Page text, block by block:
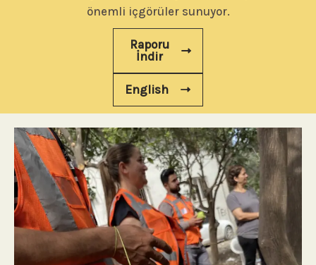
önemli içgörüler sunuyor.
Raporu
İndir
English